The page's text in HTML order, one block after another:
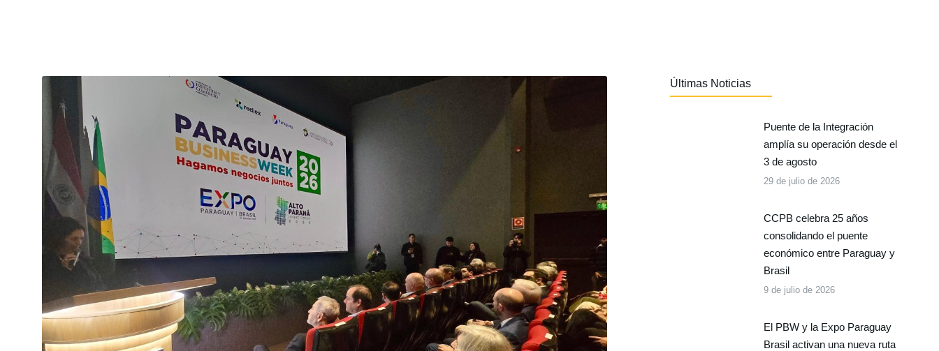
Últimas Noticias
Puente de la Integración
amplía su operación desde el
3 de agosto
29 de julio de 2026
CCPB celebra 25 años
consolidando el puente
económico entre Paraguay y
Brasil
9 de julio de 2026
El PBW y la Expo Paraguay
Brasil activan una nueva ruta